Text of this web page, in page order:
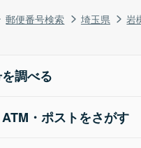
郵便番号検索 埼玉県 岩
調べる
・ポストをさがす